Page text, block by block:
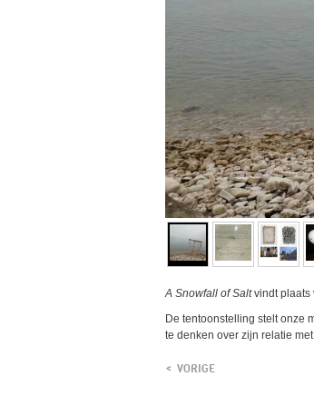
A Snowfall of Saltvindt plaats
De tentoonstelling stelt onze
te denken over zijn relatie
VORIGE